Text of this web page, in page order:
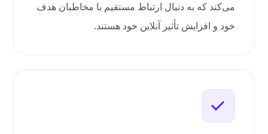
می‌کند که به دنبال ارتباط مستقیم با مخاطبان هدف
خود و افزایش تأثیر آنلاین خود هستند.